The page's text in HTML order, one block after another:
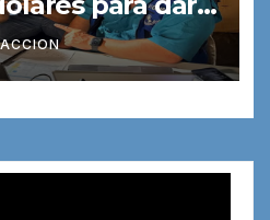
tras los
Venezuela